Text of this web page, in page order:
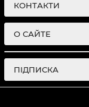
КОНТАКТИ
О САЙТЕ
ПІДПИСКА